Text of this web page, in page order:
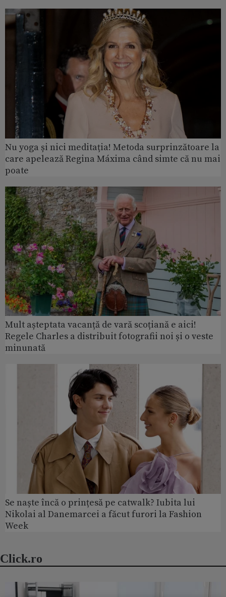
Nu yoga și nici meditația! Metoda surprinzătoare la
care apelează Regina Máxima când simte că nu mai
poate
Mult așteptata vacanță de vară scoțiană e aici!
Regele Charles a distribuit fotografii noi și o veste
minunată
Se naște încă o prințesă pe catwalk? Iubita lui
Nikolai al Danemarcei a făcut furori la Fashion
Week
Click.ro